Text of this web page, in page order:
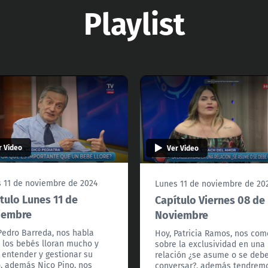
Playlist
Video
11 de noviembre de 2024
Lunes 11 de
Barreda, nos habla
los bebés lloran mucho y
y gestionar su
además Nico Pino, nos
Ver Video
Lunes 11 de noviembre de
Capítulo Viernes 08 de
Noviembre
Hoy, Patricia Ramos, nos
sobre la exclusividad en una
relación ¿se asume o se
conversar?, además